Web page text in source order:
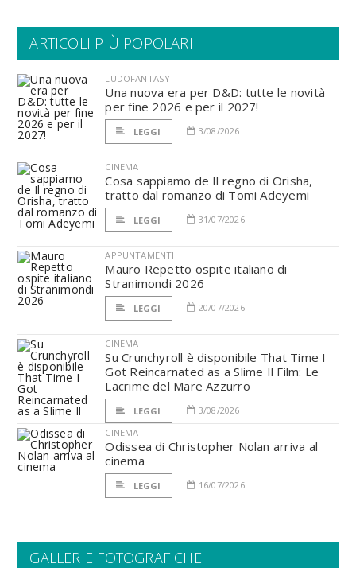
ARTICOLI PIÙ POPOLARI
LUDOFANTASY
Una nuova era per D&D: tutte le novità
per fine 2026 e per il 2027!
LEGGI 3/08/2026
CINEMA
Cosa sappiamo de Il regno di Orisha,
tratto dal romanzo di Tomi Adeyemi
LEGGI 31/07/2026
APPUNTAMENTI
Mauro Repetto ospite italiano di
Stranimondi 2026
LEGGI 20/07/2026
CINEMA
Su Crunchyroll è disponibile That Time I
Got Reincarnated as a Slime Il Film: Le
Lacrime del Mare Azzurro
LEGGI
3/08/2026
CINEMA
Odissea di Christopher Nolan arriva al
cinema
LEGGI 16/07/2026
GALLERIE FOTOGRAFICHE